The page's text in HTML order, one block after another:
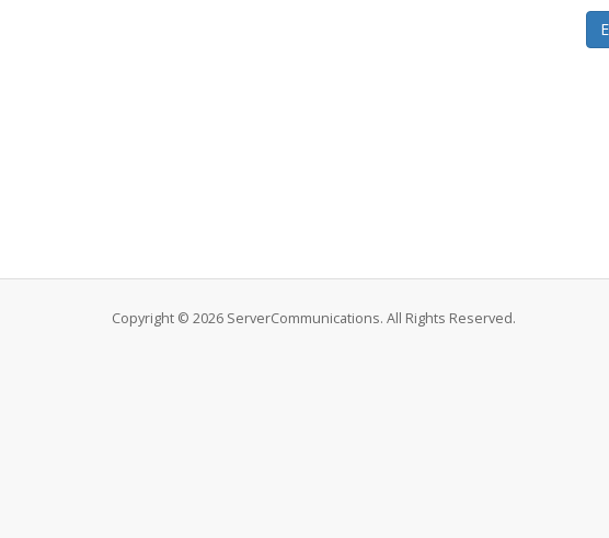
Copyright © 2026 ServerCommunications. All Rights Reserved.